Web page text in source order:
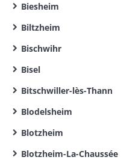
Biesheim
Biltzheim
Bischwihr
Bisel
Bitschwiller-lès-Thann
Blodelsheim
Blotzheim
Blotzheim-La-Chaussée